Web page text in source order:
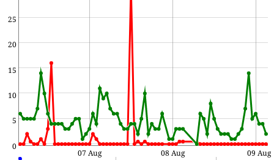
0
5
10
15
20
25
07 Aug 08 Aug 09 Aug